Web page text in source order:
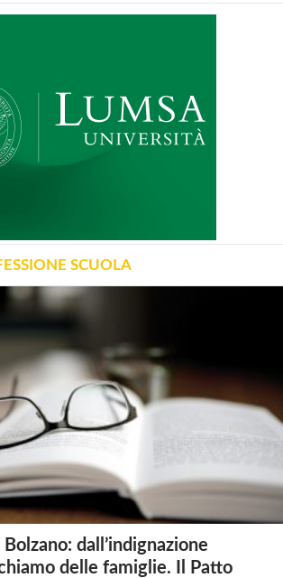
SCUOLA
dall’indignazione
delle famiglie. Il Patto